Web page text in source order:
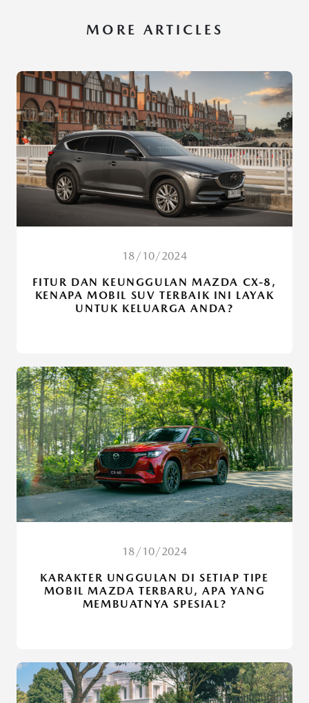
MORE ARTICLES
18/10/2024
FITUR DAN KEUNGGULAN MAZDA CX-8,
KENAPA MOBIL SUV TERBAIK INI LAYAK
UNTUK KELUARGA ANDA?
18/10/2024
KARAKTER UNGGULAN DI SETIAP TIPE
MOBIL MAZDA TERBARU, APA YANG
MEMBUATNYA SPESIAL?